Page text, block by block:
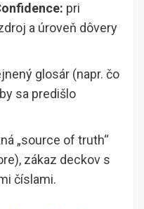
pri
a úroveň dôvery
glosár (napr. čo
sa predišlo
„source of truth“
zákaz deckov s
číslami.